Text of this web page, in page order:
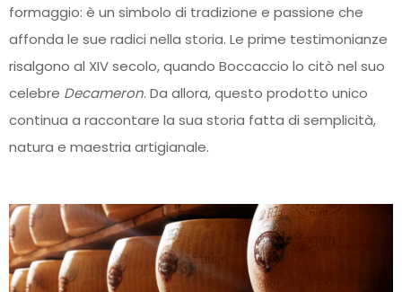
formaggio: è un simbolo di tradizione e passione che
affonda le sue radici nella storia. Le prime testimonianze
risalgono al XIV secolo, quando Boccaccio lo citò nel suo
celebre Decameron. Da allora, questo prodotto unico
continua a raccontare la sua storia fatta di semplicità,
natura e maestria artigianale.